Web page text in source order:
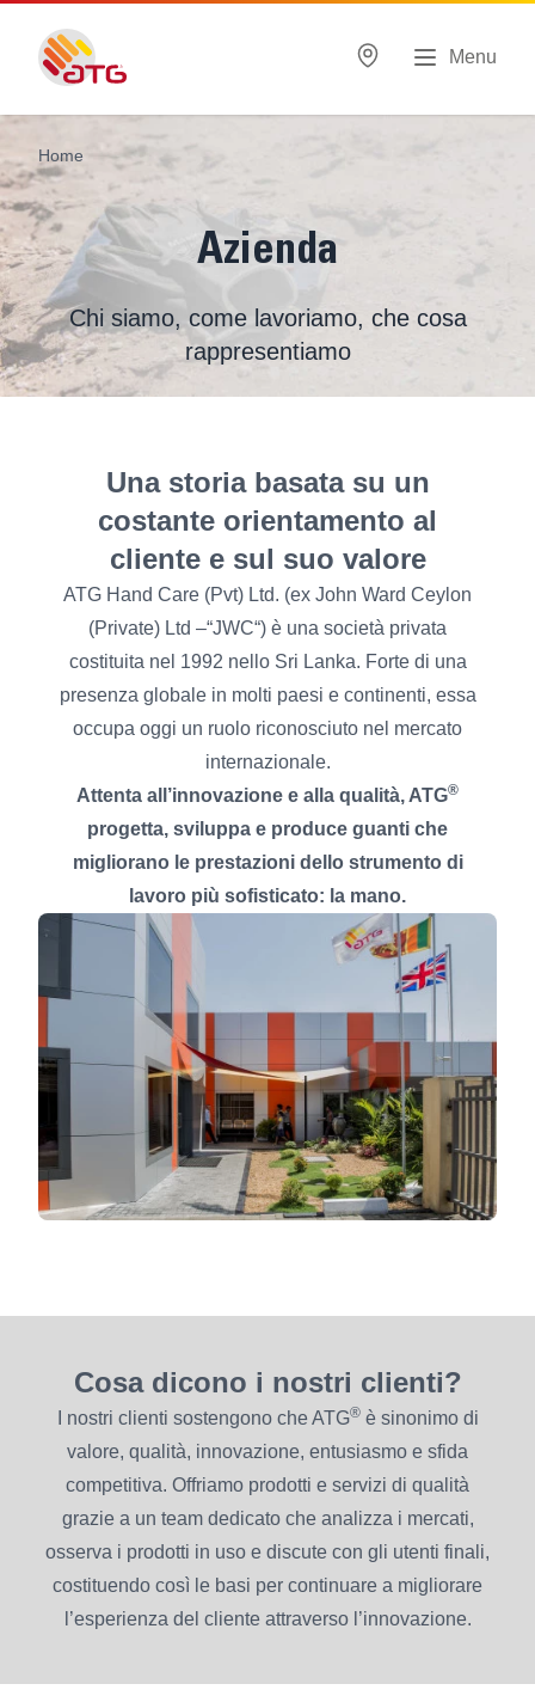
Menu
Home
Azienda
Chi siamo, come lavoriamo, che cosa
rappresentiamo
Una storia basata su un
costante orientamento al
cliente e sul suo valore
ATG Hand Care (Pvt) Ltd. (ex John Ward Ceylon
(Private) Ltd –“JWC“) è una società privata
costituita nel 1992 nello Sri Lanka. Forte di una
presenza globale in molti paesi e continenti, essa
occupa oggi un ruolo riconosciuto nel mercato
internazionale.
Attenta all’innovazione e alla qualità, ATG®
progetta, sviluppa e produce guanti che
migliorano le prestazioni dello strumento di
lavoro più sofisticato: la mano.
Cosa dicono i nostri clienti?
I nostri clienti sostengono che ATG®è sinonimo di
valore, qualità, innovazione, entusiasmo e sfida
competitiva. Offriamo prodotti e servizi di qualità
grazie a un team dedicato che analizza i mercati,
osserva i prodotti in uso e discute con gli utenti finali,
costituendo così le basi per continuare a migliorare
l’esperienza del cliente attraverso l’innovazione.